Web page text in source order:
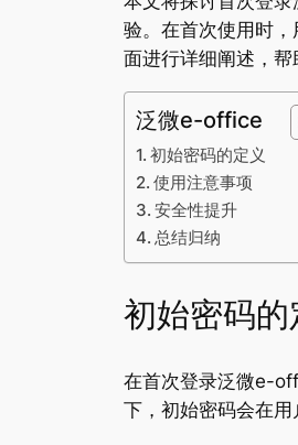
验。在首次使用时
面进行详细阐述，
泛微e-office
初始密码的定义
使用注意事项
安全性提升
总结归纳
初始密码的
在首次登录泛微e-
下，初始密码会在用